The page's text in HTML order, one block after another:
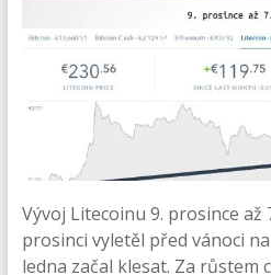
Vývoj Litecoinu 9. prosince až
prosinci vyletěl před vánoci
ledna začal klesat. Za růstem